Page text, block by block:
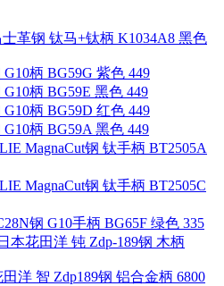
革钢 钛马+钛柄 K1034A8 黑色
G10柄 BG59G 紫色 449
G10柄 BG59E 黑色 449
G10柄 BG59D 红色 449
G10柄 BG59A 黑色 449
MagnaCut钢 钛手柄 BT2505A
MagnaCut钢 钛手柄 BT2505C
钢 G10手柄 BG65F 绿色 335
本花田洋 钝 Zdp-189钢 木柄
田洋 智 Zdp189钢 铝合金柄 6800